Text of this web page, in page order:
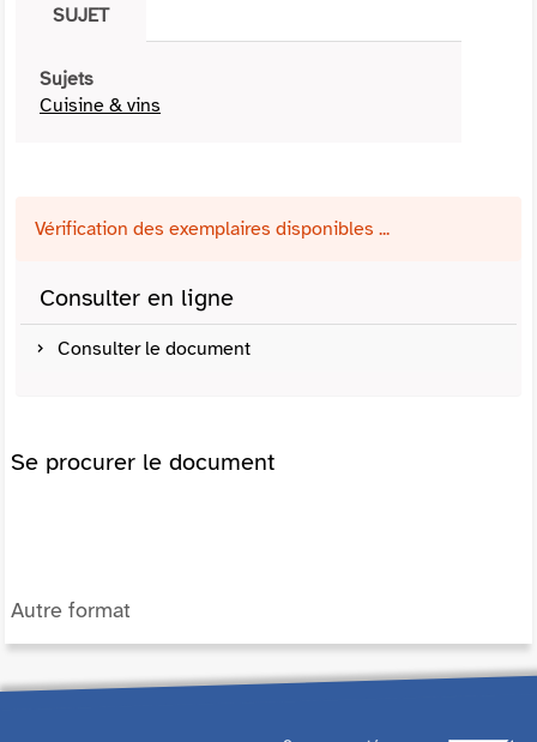
SUJET
Sujets
Cuisine & vins
Vérification des exemplaires disponibles ...
Consulter en ligne
Consulter le document
Se procurer le document
Autre format